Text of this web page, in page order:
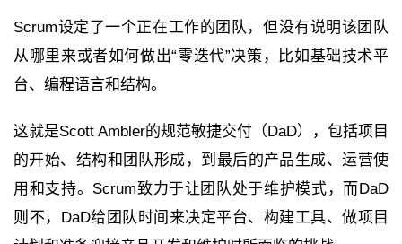
Scrum设定了一个正在工作的团队，但没有说明该团队
从哪里来或者如何做出“零迭代”决策，比如基础技术平
台、编程语言和结构。
这就是Scott Ambler的规范敏捷交付（DaD），包括项目
的开始、结构和团队形成，到最后的产品生成、运营使
用和支持。Scrum致力于让团队处于维护模式，而DaD
则不，DaD给团队时间来决定平台、构建工具、做项目